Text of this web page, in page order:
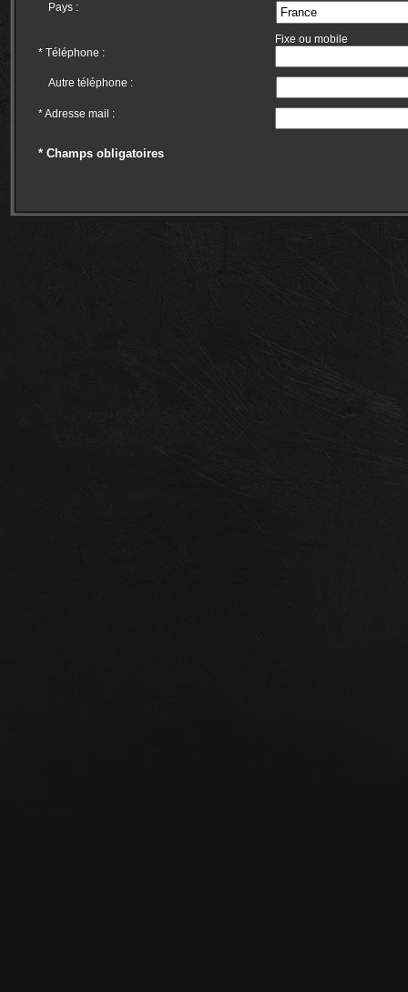
Pays :
* Téléphone :
Fixe ou mobile
Autre téléphone :
*Adresse mail :
* Champs obligatoires